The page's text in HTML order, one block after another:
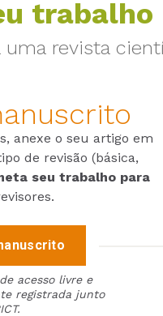
trabalho
revista
anexe o seu artigo em
de revisão (básica,
seu trabalho para
acesso livre e
registrada junto